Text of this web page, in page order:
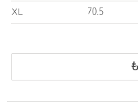
シンプルなボトムスと合わ
カジュアルなジャケットや
タックインしたキレイメな
ります。
XL 70.5